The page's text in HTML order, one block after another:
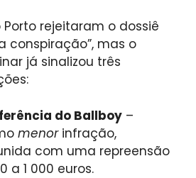
rejeitaram o dossiê
conspiração”, mas o
já sinalizou três
do Ballboy –
menorinfração,
com uma repreensão
a 1 000 euros.